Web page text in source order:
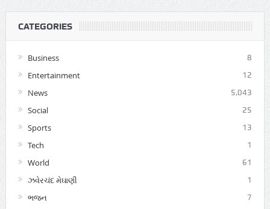
CATEGORIES
Business 8
Entertainment 12
News 5,043
Social 25
Sports 13
Tech 1
World 61
ઝવેરચંદ મેઘાણી 1
ભજન 7